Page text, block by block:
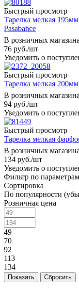
Быстрый просмотр
Тарелка мелкая
Pasabahce
В розничных
76 руб./шт
Уведомить о
Быстрый просмотр
Тарелка мелкая
В розничных
94 руб./шт
Уведомить о
Быстрый просмотр
Тарелка мелкая
В розничных
134 руб./шт
Уведомить о
Фильтр по параметрам
Сортировка
По популярности
Розничная цена
49
70
92
113
134
Сбросить